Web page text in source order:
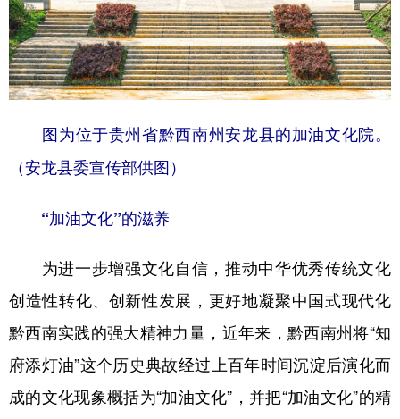
图为位于贵州省黔西南州安龙县的加油文化院。
（安龙县委宣传部供图）
“加油文化”的滋养
为进一步增强文化自信，推动中华优秀传统文化
创造性转化、创新性发展，更好地凝聚中国式现代化
黔西南实践的强大精神力量，近年来，黔西南州将“知
府添灯油”这个历史典故经过上百年时间沉淀后演化而
成的文化现象概括为“加油文化”，并把“加油文化”的精